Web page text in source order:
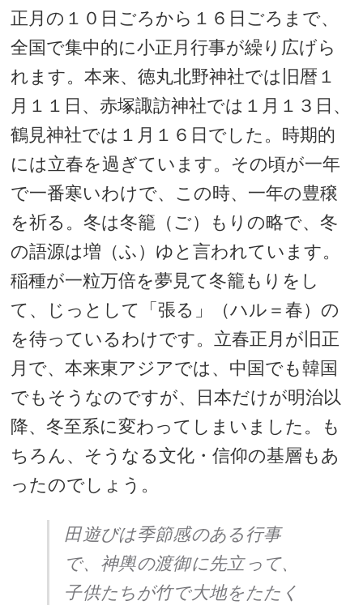
正月の１０日ごろから１６日ごろまで、
全国で集中的に小正月行事が繰り広げら
れます。本来、徳丸北野神社では旧暦１
月１１日、赤塚諏訪神社では１月１３日、
鶴見神社では１月１６日でした。時期的
には立春を過ぎています。その頃が一年
で一番寒いわけで、この時、一年の豊穣
を祈る。冬は冬籠（ご）もりの略で、冬
の語源は増（ふ）ゆと言われています。
稲種が一粒万倍を夢見て冬籠もりをし
て、じっとして「張る」（ハル＝春）の
を待っているわけです。立春正月が旧正
月で、本来東アジアでは、中国でも韓国
でもそうなのですが、日本だけが明治以
降、冬至系に変わってしまいました。も
ちろん、そうなる文化・信仰の基層もあ
ったのでしょう。
田遊びは季節感のある行事
で、神輿の渡御に先立って、
子供たちが竹で大地をたたく